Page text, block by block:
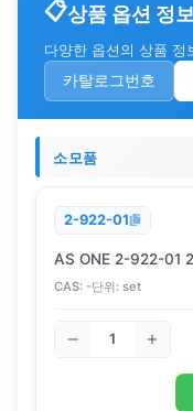
상품 옵션 정
다양한 옵션의 상품 정
카탈로그번호
소모품
2-922-01
AS ONE 2-922-01
CAS: -단위: set